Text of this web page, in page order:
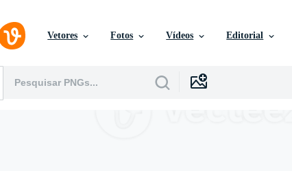
Vetores Fotos Vídeos Editorial